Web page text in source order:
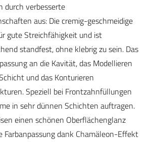
durch verbesserte
aus: Die cremig-geschmeidige
gute Streichfähigkeit und ist
standfest, ohne klebrig zu sein. Das
an die Kavität, das Modellieren
und das Konturieren
Speziell bei Frontzahnfüllungen
in sehr dünnen Schichten auftragen.
einen schönen Oberflächenglanz
Farbanpassung dank Chamäleon-Effekt